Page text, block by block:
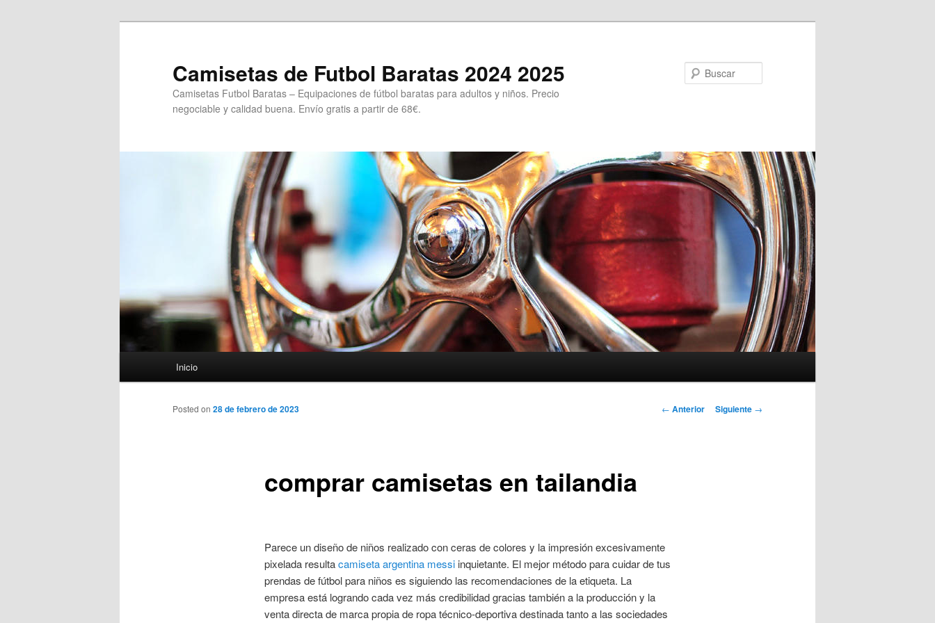
Camisetas de Futbol Baratas 2024 2025
Camisetas Futbol Baratas – Equipaciones de fútbol baratas para adultos y niños. Precio
negociable y calidad buena. Envío gratis a partir de 68€.
Inicio
Navegación
← Anterior Siguiente →
comprar camisetas en tailandia
Posted on 28 de febrero de 2023
Parece un diseño de niños realizado con ceras de colores y la impresión excesivamente
pixelada resultacamiseta argentina messiinquietante. El mejor método para cuidar de tus
prendas de fútbol para niños es siguiendo las recomendaciones de la etiqueta. La
empresa está logrando cada vez más credibilidad gracias también a la producción y la
venta directa de marca propia de ropa técnico-deportiva destinada tanto a las sociedades